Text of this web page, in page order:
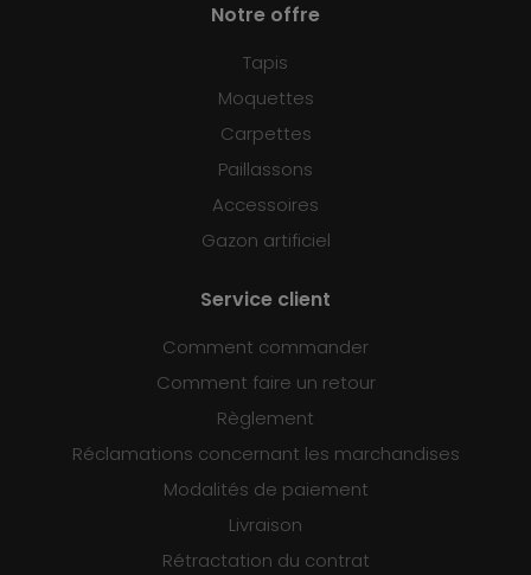
Notre offre
Tapis
Moquettes
Carpettes
Paillassons
Accessoires
Gazon artificiel
Service client
Comment commander
Comment faire un retour
Règlement
Réclamations concernant les marchandises
Modalités de paiement
Livraison
Rétractation du contrat